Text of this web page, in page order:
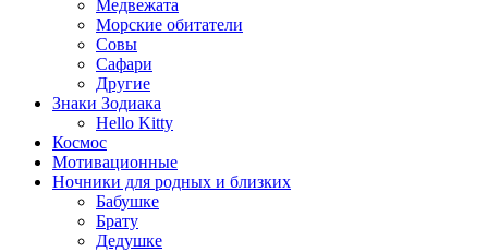
Медвежата
Морские обитатели
Совы
Сафари
Другие
Знаки Зодиака
Hello Kitty
Космос
Мотивационные
Ночники для родных и близких
Бабушке
Брату
Дедушке